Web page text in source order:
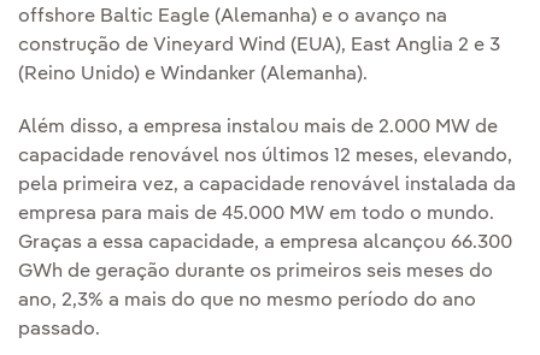
offshore Baltic Eagle (Alemanha) e o avanço na
construção de Vineyard Wind (EUA), East Anglia 2 e 3
(Reino Unido) e Windanker (Alemanha).
Além disso, a empresa instalou mais de 2.000 MW de
capacidade renovável nos últimos 12 meses, elevando,
pela primeira vez, a capacidade renovável instalada da
empresa para mais de 45.000 MW em todo o mundo.
Graças a essa capacidade, a empresa alcançou 66.300
GWh de geração durante os primeiros seis meses do
ano, 2,3% a mais do que no mesmo período do ano
passado.